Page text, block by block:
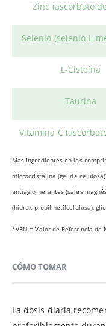
Zinc (ascorbato
Selenio (selenio-L-
L-Cisteína
Taurina
Vitamina C
Más ingredientes en los
microcristalina (gel de
antiaglomerantes (sales
(hidroxipropilmetilcelulosa),
*VRN = Valor de Referencia de
CÓMO TOMAR
La dosis diaria